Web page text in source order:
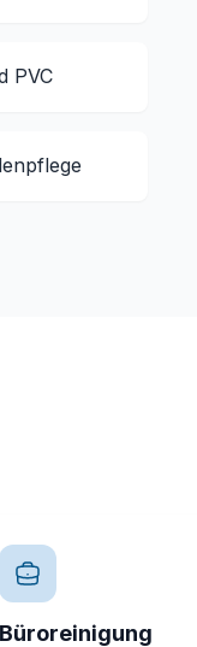
PVC
Büroreinigung